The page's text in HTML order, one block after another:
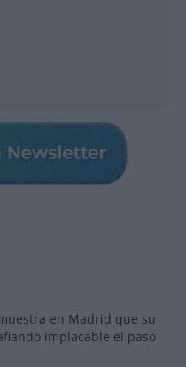
en Madrid que su
implacable el paso